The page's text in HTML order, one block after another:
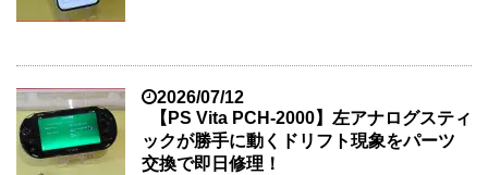
2026/07/12
【PS Vita PCH-2000】左アナログスティ
ックが勝手に動くドリフト現象をパーツ
交換で即日修理！